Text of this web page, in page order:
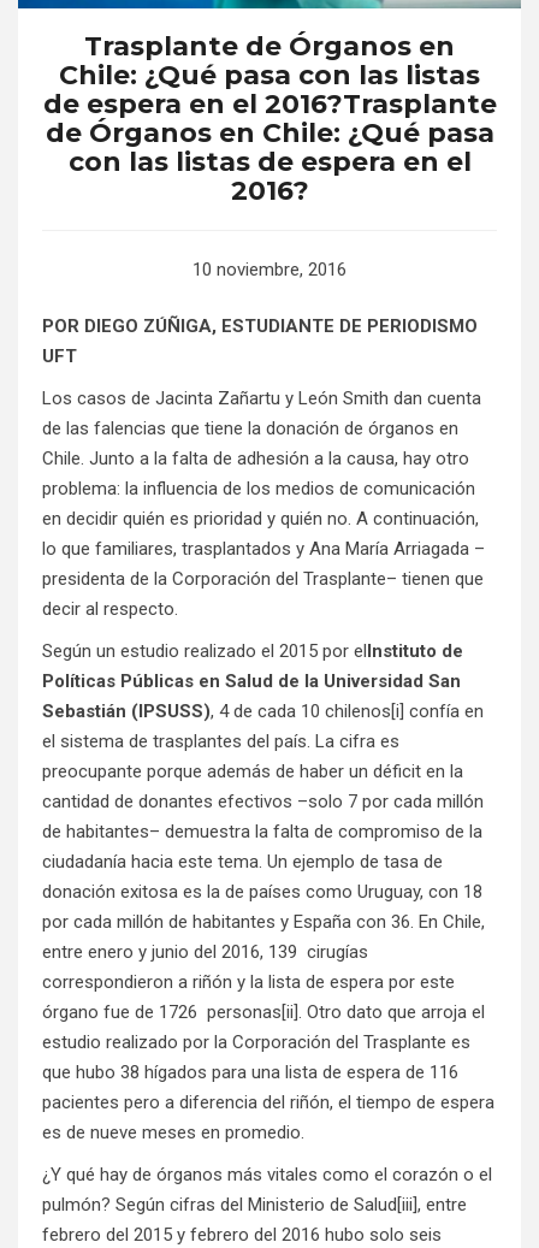
Trasplante de Órganos en
Chile: ¿Qué pasa con las listas
de espera en el 2016?Trasplante
de Órganos en Chile: ¿Qué pasa
con las listas de espera en el
2016?
10 noviembre, 2016
POR DIEGO ZÚÑIGA, ESTUDIANTE DE PERIODISMO
UFT
Los casos de Jacinta Zañartu y León Smith dan cuenta
de las falencias que tiene la donación de órganos en
Chile. Junto a la falta de adhesión a la causa, hay otro
problema: la influencia de los medios de comunicación
en decidir quién es prioridad y quién no. A continuación,
lo que familiares, trasplantados y Ana María Arriagada –
presidenta de la Corporación del Trasplante– tienen que
decir al respecto.
Según un estudio realizado el 2015 por elInstituto de
Políticas Públicas en Salud de la Universidad San
Sebastián (IPSUSS), 4 de cada 10 chilenos[i] confía en
el sistema de trasplantes del país. La cifra es
preocupante porque además de haber un déficit en la
cantidad de donantes efectivos –solo 7 por cada millón
de habitantes– demuestra la falta de compromiso de la
ciudadanía hacia este tema. Un ejemplo de tasa de
donación exitosa es la de países como Uruguay, con 18
por cada millón de habitantes y España con 36. En Chile,
entre enero y junio del 2016, 139 cirugías
correspondieron a riñón y la lista de espera por este
órgano fue de 1726 personas[ii]. Otro dato que arroja el
estudio realizado por la Corporación del Trasplante es
que hubo 38 hígados para una lista de espera de 116
pacientes pero a diferencia del riñón, el tiempo de espera
es de nueve meses en promedio.
¿Y qué hay de órganos más vitales como el corazón o el
pulmón? Según cifras del Ministerio de Salud[iii], entre
febrero del 2015 y febrero del 2016 hubo solo seis